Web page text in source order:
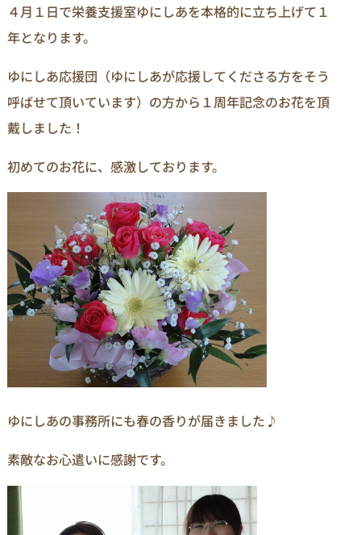
４月１日で栄養支援室ゆにしあを本格的に立ち上げて１
年となります。
ゆにしあ応援団（ゆにしあが応援してくださる方をそう
呼ばせて頂いています）の方から１周年記念のお花を頂
戴しました！
初めてのお花に、感激しております。
ゆにしあの事務所にも春の香りが届きました♪
素敵なお心遣いに感謝です。